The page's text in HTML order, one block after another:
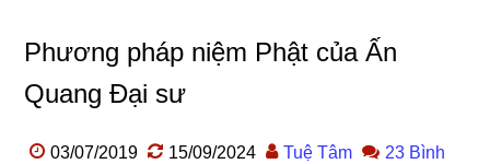
Phương pháp niệm Phật của Ấn
Quang Đại sư
03/07/2019 15/09/2024 Tuệ Tâm
23 Bình